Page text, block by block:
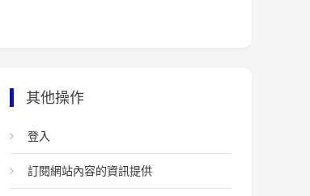
其他操作
登入
訂閱網站內容的資訊提供